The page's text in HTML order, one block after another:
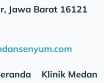
Jawa Barat 16121
Klinik Medan